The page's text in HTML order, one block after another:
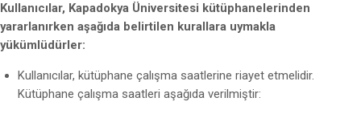
Kullanıcılar, Kapadokya Üniversitesi kütüphanelerinden
yararlanırken aşağıda belirtilen kurallara uymakla
yükümlüdürler:
Kullanıcılar, kütüphane çalışma saatlerine riayet etmelidir.
Kütüphane çalışma saatleri aşağıda verilmiştir: